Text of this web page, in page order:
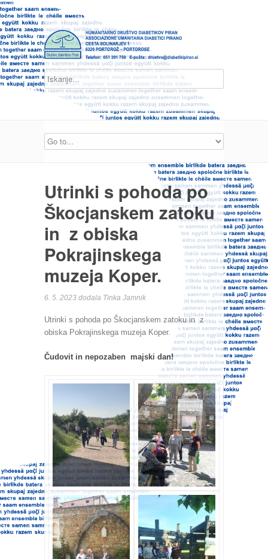
Utrinki s pohoda po
Škocjanskem zatoku
in z obiska
Pokrajinskega
muzeja Koper.
6. 5. 2023 dodala Tinka Jamnik
Utrinki s pohoda po Škocjanskem zatoku in z
obiska Pokrajinskega muzeja Koper.
Čudovit in nepozaben majski dan!